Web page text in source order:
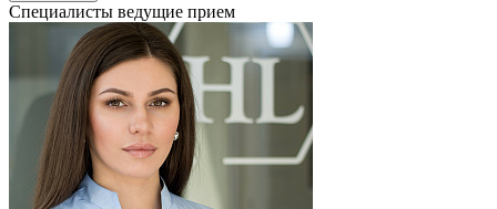
Специалисты ведущие прием